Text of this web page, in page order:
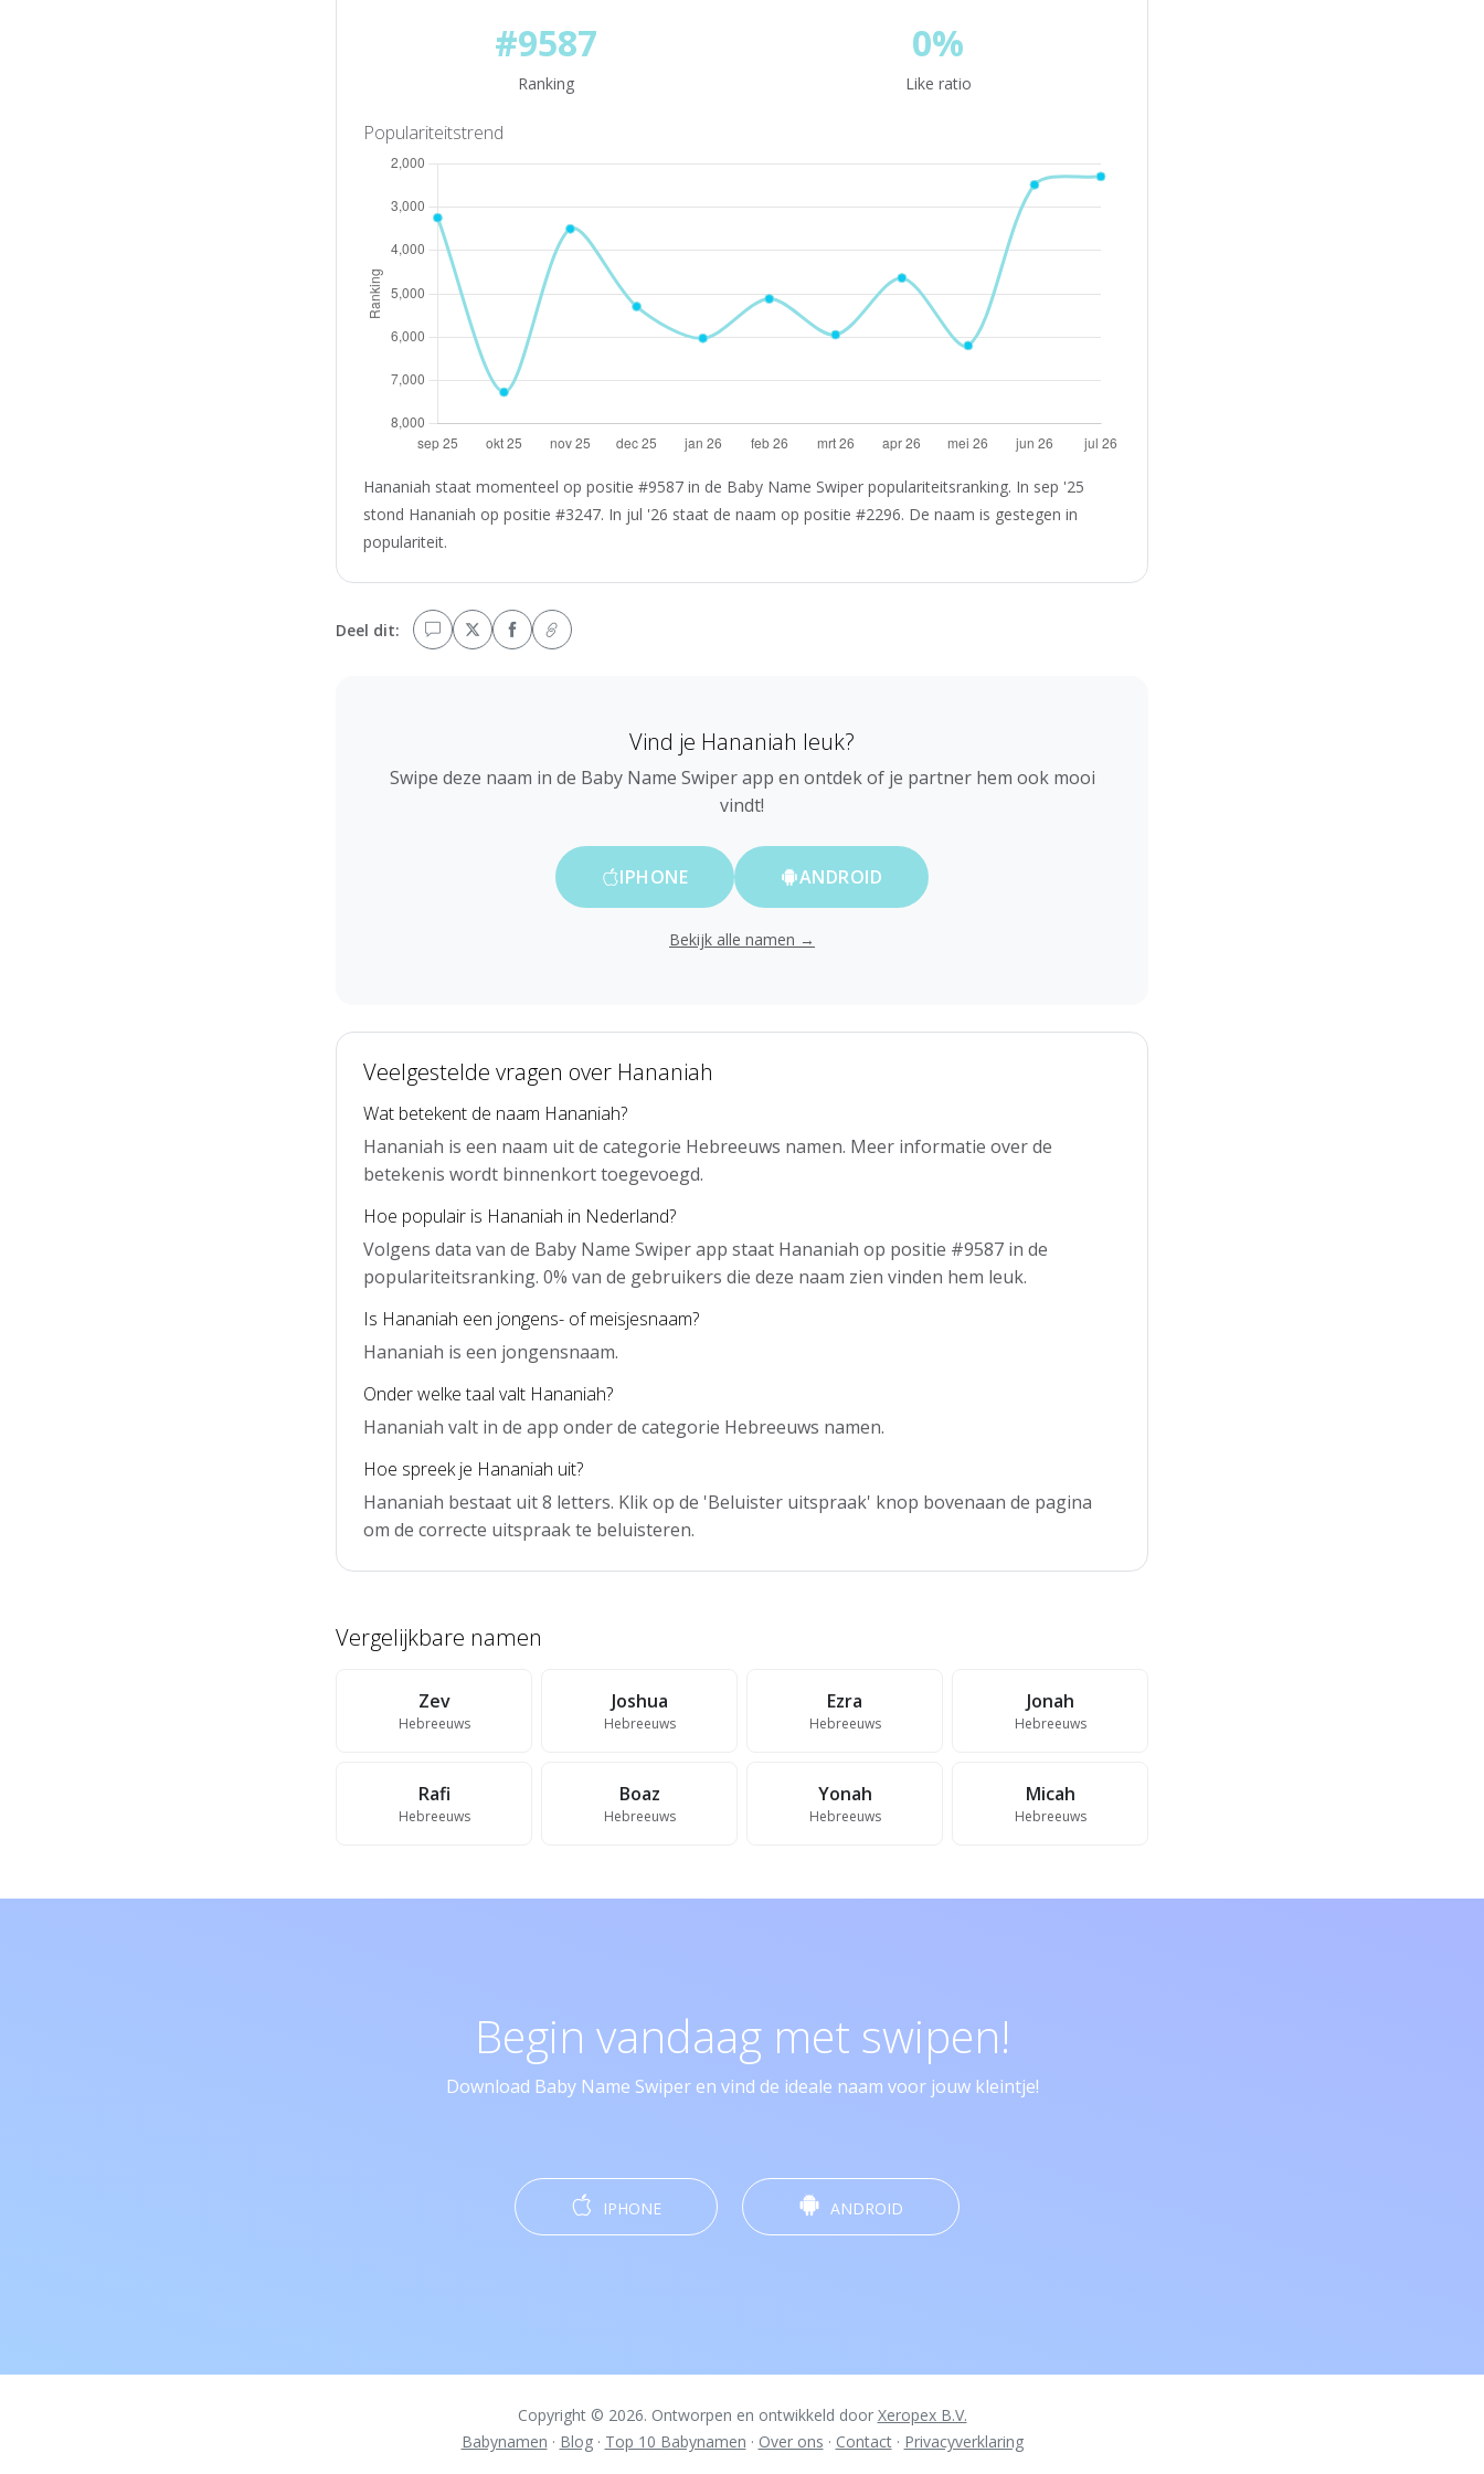
#9587
Ranking
0%
Like ratio
Populariteitstrend
Hananiah staat momenteel op positie #9587 in de Baby Name Swiper populariteitsranking. In sep '25
stond Hananiah op positie #3247. In jul '26 staat de naam op positie #2296. De naam is gestegen in
populariteit.
Deel dit:
Vind je Hananiah leuk?
Swipe deze naam in de Baby Name Swiper app en ontdek of je partner hem ook mooi
vindt!
IPHONE ANDROID
Bekijk alle namen →
Veelgestelde vragen over Hananiah
Wat betekent de naam Hananiah?
Hananiah is een naam uit de categorie Hebreeuws namen. Meer informatie over de
betekenis wordt binnenkort toegevoegd.
Hoe populair is Hananiah in Nederland?
Volgens data van de Baby Name Swiper app staat Hananiah op positie #9587 in de
populariteitsranking. 0% van de gebruikers die deze naam zien vinden hem leuk.
Is Hananiah een jongens- of meisjesnaam?
Hananiah is een jongensnaam.
Onder welke taal valt Hananiah?
Hananiah valt in de app onder de categorie Hebreeuws namen.
Hoe spreek je Hananiah uit?
Hananiah bestaat uit 8 letters. Klik op de 'Beluister uitspraak' knop bovenaan de pagina
om de correcte uitspraak te beluisteren.
Vergelijkbare namen
Zev
Hebreeuws
Joshua
Hebreeuws
Ezra
Hebreeuws
Jonah
Hebreeuws
Rafi
Hebreeuws
Boaz
Hebreeuws
Yonah
Hebreeuws
Micah
Hebreeuws
Begin vandaag met swipen!
Download Baby Name Swiper en vind de ideale naam voor jouw kleintje!
IPHONE ANDROID
Copyright © 2026. Ontworpen en ontwikkeld door Xeropex B.V.
Babynamen · Blog· Top 10 Babynamen · Over ons · Contact· Privacyverklaring